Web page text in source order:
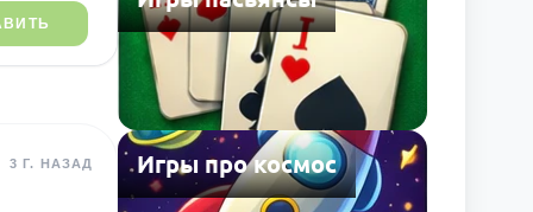
3 Г. НАЗАД Игры про космос